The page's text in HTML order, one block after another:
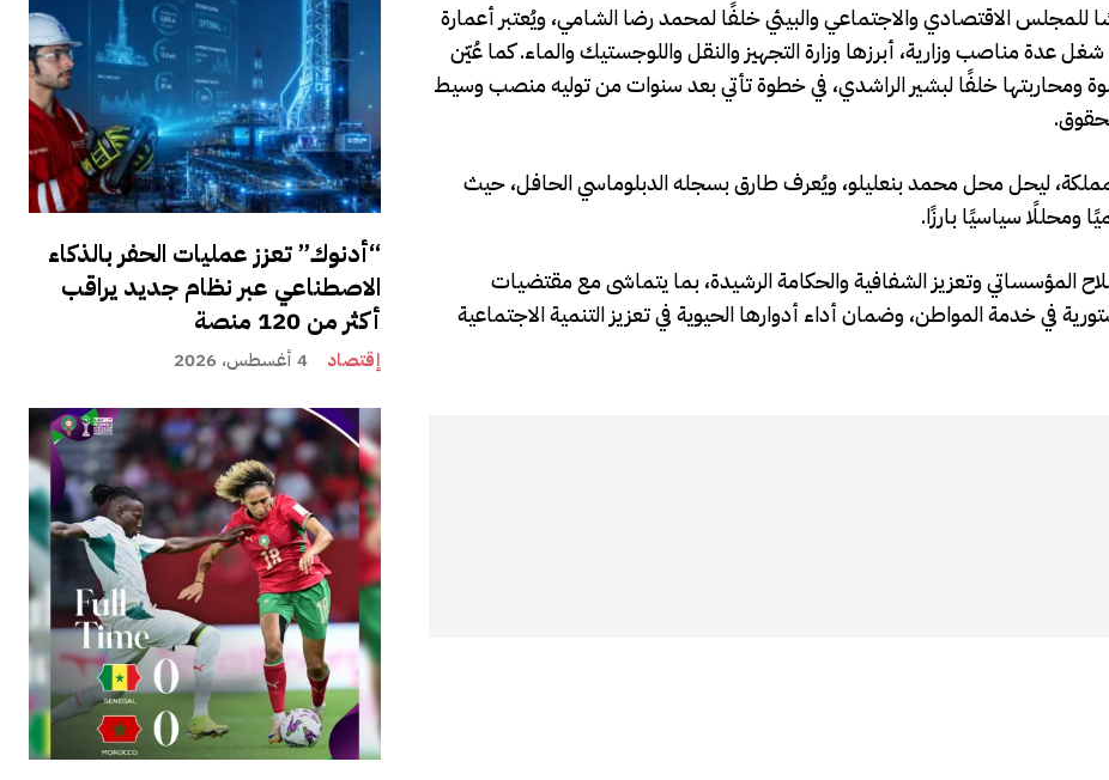
“أدنوك” تعزز عمليات الحفر بالذكاء
الاصطناعي عبر نظام جديد يراقب
أكثر من 120 منصة
إقتصاد 4 أغسطس، 2026
للمجلس الاقتصادي والاجتماعي والبيئي خلفًا لمحمد رضا الشامي، ويُعتبر أعمارة
عدة مناصب وزارية، أبرزها وزارة التجهيز والنقل واللوجستيك والماء. كما عُيّن
ومحاربتها خلفًا لبشير الراشدي، في خطوة تأتي بعد سنوات من توليه منصب وسيط
ليحل محل محمد بنعليلو، ويُعرف طارق بسجله الدبلوماسي الحافل، حيث
سياسيًا بارزًا.
المؤسساتي وتعزيز الشفافية والحكامة الرشيدة، بما يتماشى مع مقتضيات
في خدمة المواطن، وضمان أداء أدوارها الحيوية في تعزيز التنمية الاجتماعية